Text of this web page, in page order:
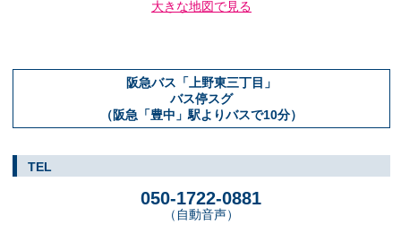
大きな地図で見る
阪急バス「上野東三丁目」
バス停スグ
（阪急「豊中」駅よりバスで10分）
TEL
050-1722-0881
（自動音声）